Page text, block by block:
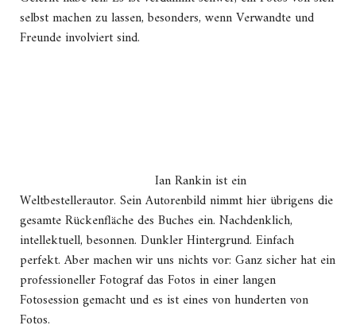
selbst machen zu lassen, besonders, wenn Verwandte und
Freunde involviert sind.
Ian Rankin ist ein
Weltbestellerautor. Sein Autorenbild nimmt hier übrigens die
gesamte Rückenfläche des Buches ein. Nachdenklich,
intellektuell, besonnen. Dunkler Hintergrund. Einfach
perfekt. Aber machen wir uns nichts vor: Ganz sicher hat ein
professioneller Fotograf das Fotos in einer langen
Fotosession gemacht und es ist eines von hunderten von
Fotos.